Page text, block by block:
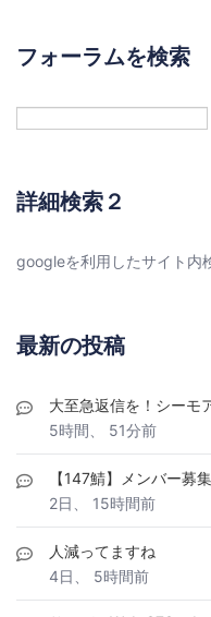
フォーラムを検索
詳細検索２
googleを利用したサイト内
最新の投稿
大至急返信を！シーモ
5時間、 51分前
【147鯖】メンバー募集
2日、 15時間前
人減ってますね
4日、 5時間前